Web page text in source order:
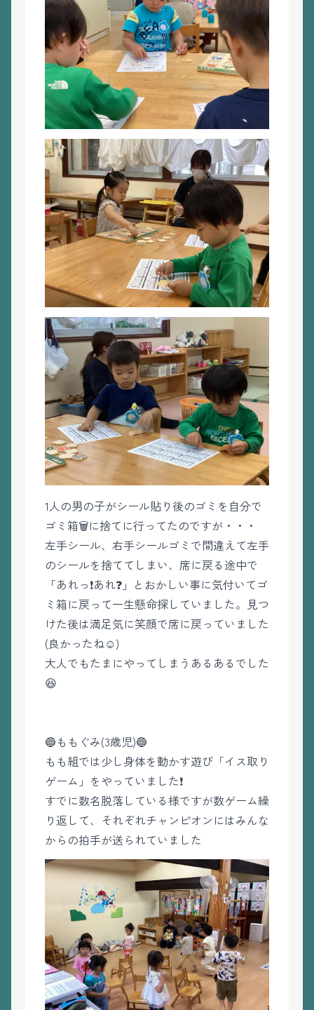
1人の男の子がシール貼り後のゴミを自分で
ゴミ箱🗑️に捨てに行ってたのですが・・・
左手シール、右手シールゴミで間違えて左手
のシールを捨ててしまい、席に戻る途中で
「あれっ❗️あれ❓」とおかしい事に気付いてゴ
ミ箱に戻って一生懸命探していました。見つ
けた後は満足気に笑顔で席に戻っていました
(良かったね☺️)
大人でもたまにやってしまうあるあるでした
😆
🔵ももぐみ(3歳児)🔵
もも組では少し身体を動かす遊び「イス取り
ゲーム」をやっていました❗️
すでに数名脱落している様ですが数ゲーム繰
り返して、それぞれチャンピオンにはみんな
からの拍手が送られていました